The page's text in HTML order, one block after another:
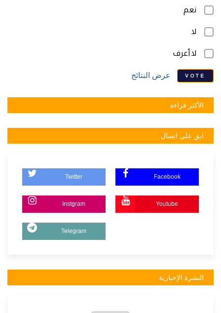
نعم
لا
لا أعرف
VOTE عرض النتائج
الأكثر قراءة
ابق على اتصال
Twitter Facebook
Instgram Youtube
Telegram
النشرة الإخبارية